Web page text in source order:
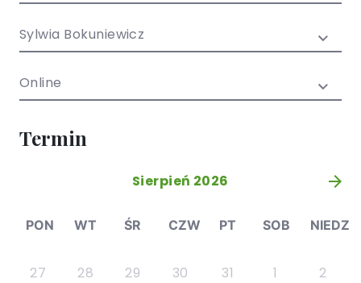
młodzieży
Sylwia Bokuniewicz
Online
Termin
Sierpień 2026 »
PON WT ŚR CZW PT SOB NIEDZ
27 28 29 30 31 1 2